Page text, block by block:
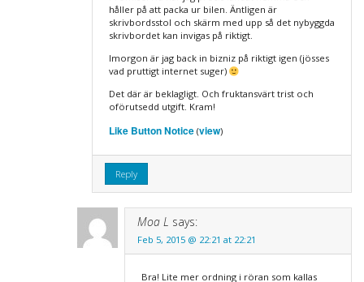
håller på att packa ur bilen. Äntligen är
skrivbordsstol och skärm med upp så det nybyggda
skrivbordet kan invigas på riktigt.
Imorgon är jag back in bizniz på riktigt igen (jösses
vad pruttigt internet suger)
Det där är beklagligt. Och fruktansvärt trist och
oförutsedd utgift. Kram!
Like Button Notice(view)
Reply
Moa L says:
Feb 5, 2015 @ 22:21 at 22:21
Bra! Lite mer ordning i röran som kallas